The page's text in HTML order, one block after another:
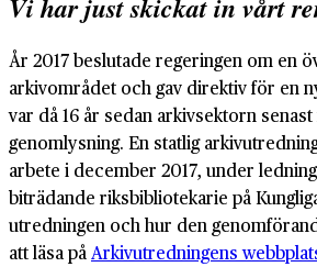
Vi har just skickat in vårt
År 2017 beslutade regeringen om en
arkivområdet och gav direktiv för en
var då 16 år sedan arkivsektorn
genomlysning. En statlig
arbete i december 2017, under
biträdande riksbibliotekarie på
utredningen och hur den
att läsa påArkivutredningens